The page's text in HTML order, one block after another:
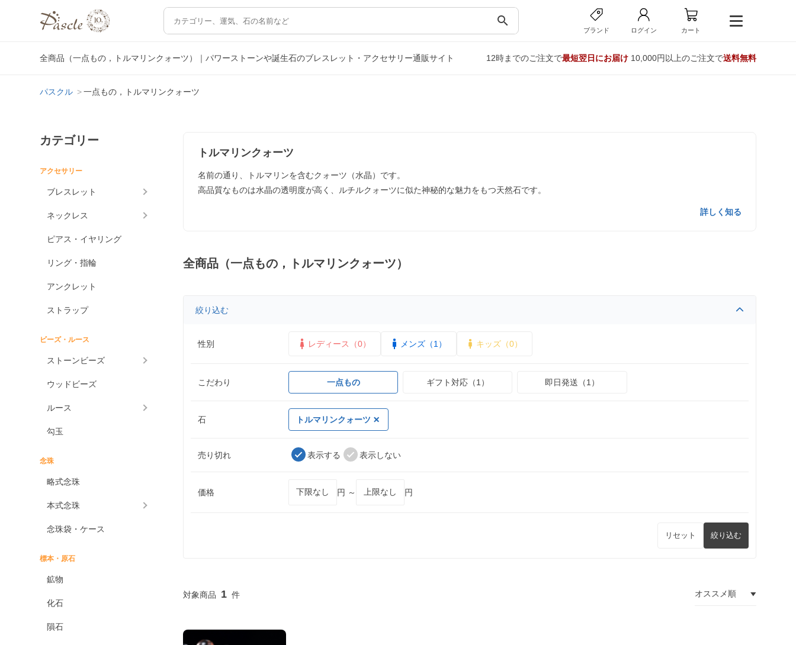
search
ブランド ログイン カート
全商品（一点もの，トルマリンクォーツ）｜パワーストーンや誕生石のブレスレット・アクセサリー通販サイト 12時までのご注文で最短翌日にお届け10,000円以上のご注文で送料無料
パスクル 一点もの，トルマリンクォーツ
カテゴリー
アクセサリー
ブレスレット
ネックレス
ピアス・イヤリング
リング・指輪
アンクレット
ストラップ
ビーズ・ルース
ストーンビーズ
ウッドビーズ
ルース
勾玉
念珠
略式念珠
本式念珠
念珠袋・ケース
標本・原石
鉱物
化石
隕石
トルマリンクォーツ
名前の通り、トルマリンを含むクォーツ（水晶）です。
高品質なものは水晶の透明度が高く、ルチルクォーツに似た神秘的な魅力をもつ天然石です。
詳しく知る
全商品（一点もの，トルマリンクォーツ）
絞り込む
性別 レディース（0） メンズ（1） キッズ（0）
こだわり 一点もの ギフト対応（1） 即日発送（1）
石 トルマリンクォーツ
売り切れ 表示する 表示しない
価格 円 ～ 円
リセット 絞り込む
1